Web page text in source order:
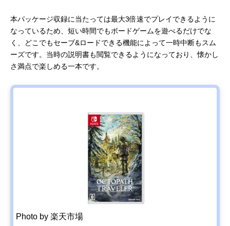
本パッケージ収録に当たっては最大3倍速でプレイできるように
なっているため、短い時間でもボードゲームを遊べるだけでな
く、どこでもセーブ&ロードできる機能によって一時中断もスム
ーズです。当時の説明書も閲覧できるようになっており、懐かし
さ満点で楽しめる一本です。
Photo by 楽天市場